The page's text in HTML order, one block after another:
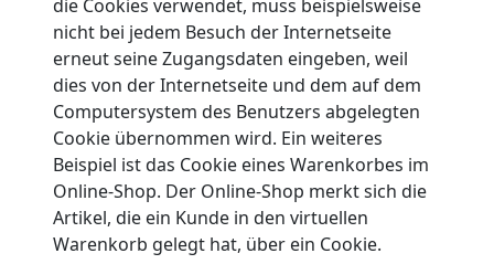
die Cookies verwendet, muss beispielsweise
nicht bei jedem Besuch der Internetseite
erneut seine Zugangsdaten eingeben, weil
dies von der Internetseite und dem auf dem
Computersystem des Benutzers abgelegten
Cookie übernommen wird. Ein weiteres
Beispiel ist das Cookie eines Warenkorbes im
Online-Shop. Der Online-Shop merkt sich die
Artikel, die ein Kunde in den virtuellen
Warenkorb gelegt hat, über ein Cookie.